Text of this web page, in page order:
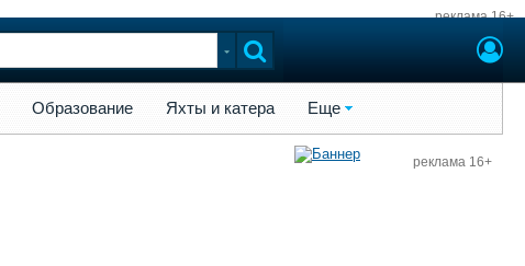
реклама 16+
Образование Яхты и катера Еще
реклама 16+